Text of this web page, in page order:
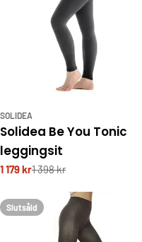
SOLIDEA
Solidea Be You Tonic
leggingsit
1 179 kr1 398 kr
Slutsåld